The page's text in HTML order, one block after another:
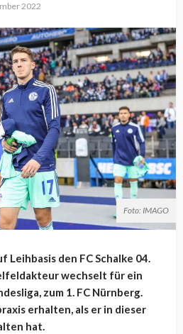
2022
Foto: IMAGO
Leihbasis den FC Schalke 04.
wechselt für ein
zum 1. FC Nürnberg.
erhalten, als er in dieser
hat.